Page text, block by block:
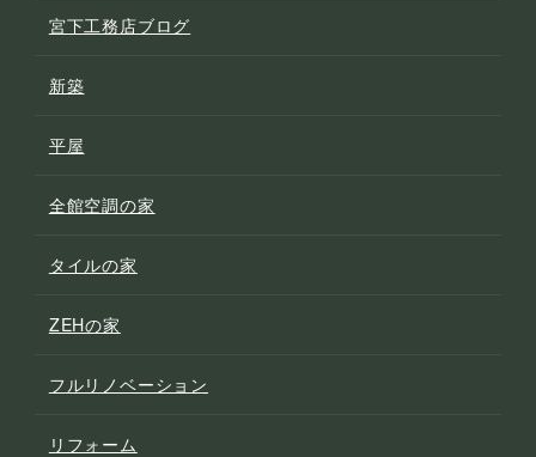
宮下工務店ブログ
新築
平屋
全館空調の家
タイルの家
ZEHの家
フルリノベーション
リフォーム